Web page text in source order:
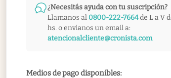
¿Necesitás ayuda con tu suscripción?
Llamanos al 0800-222-7664de L a V
hs. o envianos un email a:
atencionalcliente@cronista.com
Medios de pago disponibles: